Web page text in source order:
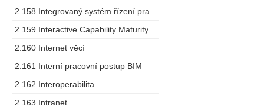
2.160 Internet věcí
2.161 Interní pracovní postup BIM
2.162 Interoperabilita
2.163 Intranet